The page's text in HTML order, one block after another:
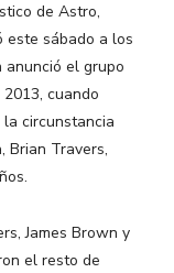
de Astro,
este sábado a los
anunció el grupo
cuando
circunstancia
Brian Travers,
James Brown y
el resto de